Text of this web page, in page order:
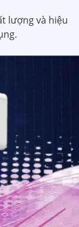
lượng và hiệu